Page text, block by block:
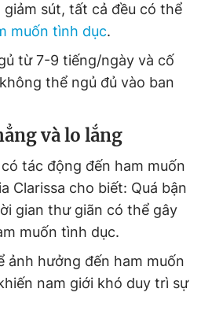
sút, tất cả đều có thể
muốn tình dục.
từ 7-9 tiếng/ngày và cố
thể ngủ đủ vào ban
và lo lắng
tác động đến ham muốn
Clarissa cho biết: Quá bận
gian thư giãn có thể gây
muốn tình dục.
ảnh hưởng đến ham muốn
nam giới khó duy trì sự